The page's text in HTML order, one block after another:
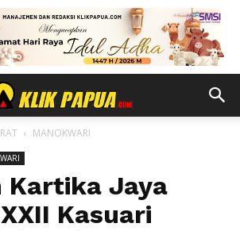
MANOKWARI
Kartika Jaya
Kasuari